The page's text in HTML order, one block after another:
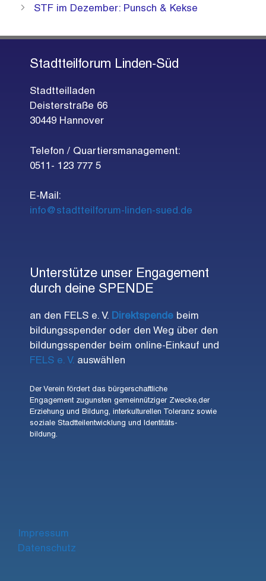
STF im Dezember: Punsch & Kekse
Stadtteilforum Linden-Süd
Stadtteilladen
Deisterstraße 66
30449 Hannover
Telefon / Quartiersmanagement:
0511- 123 777 5
E-Mail:
info@stadtteilforum-linden-sued.de
Unterstütze unser Engagement
durch deine SPENDE
an den FELS e. V. Direktspende beim
bildungsspender oder den Weg über den
bildungsspender beim online-Einkauf und
FELS e. V. auswählen
Der Verein fördert das bürgerschaftliche
Engagement zugunsten gemeinnütziger Zwecke,der
Erziehung und Bildung, interkulturellen Toleranz sowie
soziale Stadtteilentwicklung und Identitäts-
bildung.
Impressum
Datenschutz